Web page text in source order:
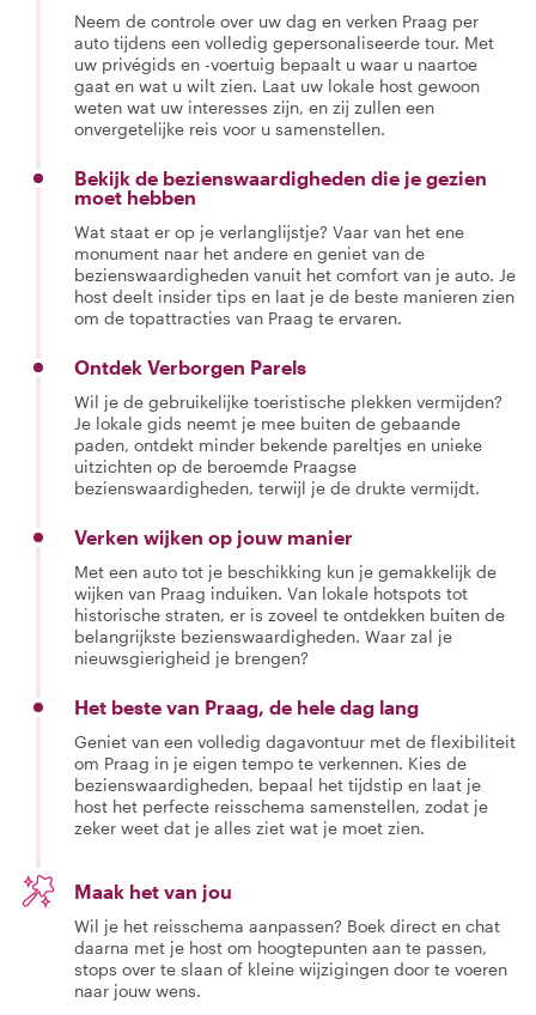
Neem de controle over uw dag en verken Praag per
auto tijdens een volledig gepersonaliseerde tour. Met
uw privégids en -voertuig bepaalt u waar u naartoe
gaat en wat u wilt zien. Laat uw lokale host gewoon
weten wat uw interesses zijn, en zij zullen een
onvergetelijke reis voor u samenstellen.
Bekijk de bezienswaardigheden die je gezien
moet hebben
Wat staat er op je verlanglijstje? Vaar van het ene
monument naar het andere en geniet van de
bezienswaardigheden vanuit het comfort van je auto. Je
host deelt insider tips en laat je de beste manieren zien
om de topattracties van Praag te ervaren.
Ontdek Verborgen Parels
Wil je de gebruikelijke toeristische plekken vermijden?
Je lokale gids neemt je mee buiten de gebaande
paden, ontdekt minder bekende pareltjes en unieke
uitzichten op de beroemde Praagse
bezienswaardigheden, terwijl je de drukte vermijdt.
Verken wijken op jouw manier
Met een auto tot je beschikking kun je gemakkelijk de
wijken van Praag induiken. Van lokale hotspots tot
historische straten, er is zoveel te ontdekken buiten de
belangrijkste bezienswaardigheden. Waar zal je
nieuwsgierigheid je brengen?
Het beste van Praag, de hele dag lang
Geniet van een volledig dagavontuur met de flexibiliteit
om Praag in je eigen tempo te verkennen. Kies de
bezienswaardigheden, bepaal het tijdstip en laat je
host het perfecte reisschema samenstellen, zodat je
zeker weet dat je alles ziet wat je moet zien.
Maak het van jou
Wil je het reisschema aanpassen? Boek direct en chat
daarna met je host om hoogtepunten aan te passen,
stops over te slaan of kleine wijzigingen door te voeren
naar jouw wens.